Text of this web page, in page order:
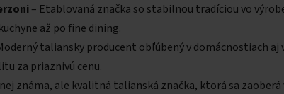
– Etablovaná značka so stabilnou tradíciou vo
až po fine dining.
taliansky producent obľúbený v domácnostiach
za priaznivú cenu.
známa, ale kvalitná talianská značka, ktorá sa